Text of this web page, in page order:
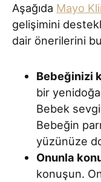
Aşağıda Mayo
gelişimini
dair önerilerini
Bebeğinizi
bir
Bebek
Bebeğin
yüzünüze
Onunla
konuşun.